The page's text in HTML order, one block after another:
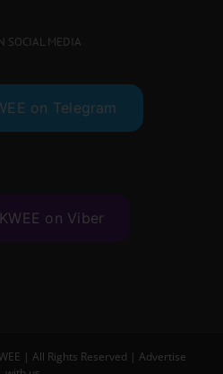
SOCIAL MEDIA
on Telegram
on Viber
| All Rights Reserved | Advertise